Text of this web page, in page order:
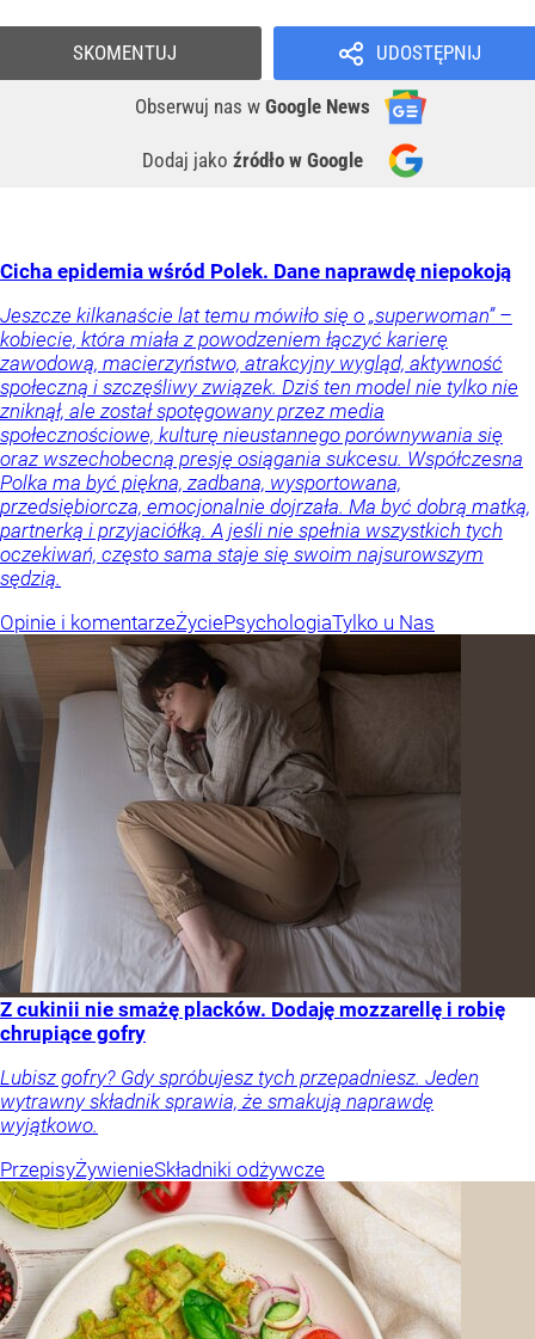
UDOSTĘPNIJ
Obserwuj nas w Google News
Dodaj jako źródło w Google
SKOMENTUJ
Cicha epidemia wśród Polek. Dane naprawdę niepokoją
Jeszcze kilkanaście lat temu mówiło się o „superwoman” –
kobiecie, która miała z powodzeniem łączyć karierę
zawodową, macierzyństwo, atrakcyjny wygląd, aktywność
społeczną i szczęśliwy związek. Dziś ten model nie tylko nie
zniknął, ale został spotęgowany przez media
społecznościowe, kulturę nieustannego porównywania się
oraz wszechobecną presję osiągania sukcesu. Współczesna
Polka ma być piękna, zadbana, wysportowana,
przedsiębiorcza, emocjonalnie dojrzała. Ma być dobrą matką,
partnerką i przyjaciółką. A jeśli nie spełnia wszystkich tych
oczekiwań, często sama staje się swoim najsurowszym
sędzią.
Opinie i komentarzeŻyciePsychologiaTylko u Nas
Z cukinii nie smażę placków. Dodaję mozzarellę i robię
chrupiące gofry
Lubisz gofry? Gdy spróbujesz tych przepadniesz. Jeden
wytrawny składnik sprawia, że smakują naprawdę
wyjątkowo.
PrzepisyŻywienieSkładniki odżywcze